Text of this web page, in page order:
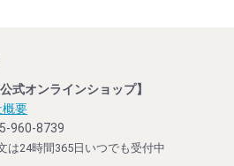
式オンラインショップ】
概要
960-8739
は24時間365日いつでも受付中